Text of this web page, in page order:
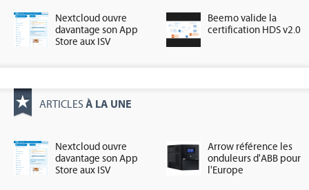
Nextcloud ouvre
davantage son App
Store aux ISV
Beemo valide la
certification HDS v2.0
ARTICLES À LA UNE
Nextcloud ouvre
davantage son App
Store aux ISV
Arrow référence les
onduleurs d'ABB pour
l'Europe